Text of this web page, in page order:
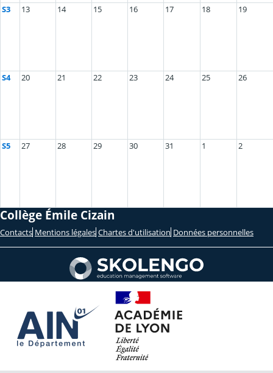
S3 13 14 15 16 17 18 19
S4 20 21 22 23 24 25 26
S5 27 28 29 30 31 1 2
Collège Émile Cizain
Contacts Mentions légales Chartes d'utilisation Données personnelles